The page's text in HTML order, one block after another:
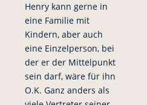
Henry kann gerne in
eine Familie mit
Kindern, aber auch
eine Einzelperson, bei
der er der Mittelpunkt
sein darf, wäre für ihn
O.K. Ganz anders als